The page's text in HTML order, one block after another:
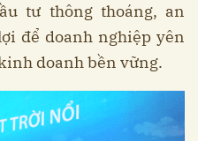
tư thông thoáng, an
để doanh nghiệp yên
doanh bền vững.